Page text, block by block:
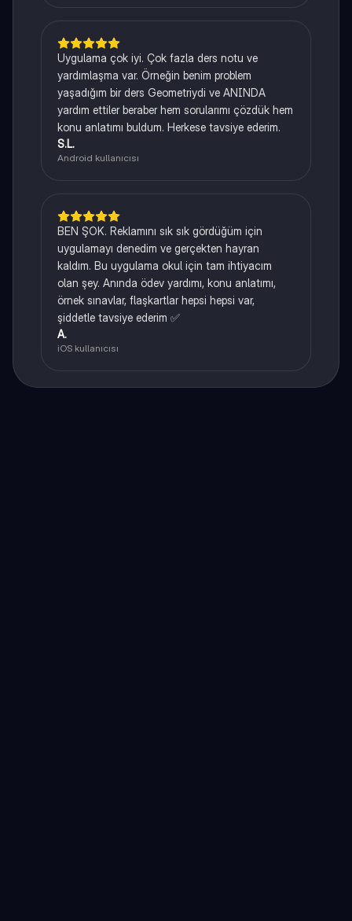
Uygulama çok iyi. Çok fazla ders notu ve
yardımlaşma var. Örneğin benim problem
yaşadığım bir ders Geometriydi ve ANINDA
yardım ettiler beraber hem sorularımı çözdük hem
konu anlatımı buldum. Herkese tavsiye ederim.
S.L.
Android kullanıcısı
BEN ŞOK. Reklamını sık sık gördüğüm için
uygulamayı denedim ve gerçekten hayran
kaldım. Bu uygulama okul için tam ihtiyacım
olan şey. Anında ödev yardımı, konu anlatımı,
örnek sınavlar, flaşkartlar hepsi hepsi var,
şiddetle tavsiye ederim ✅
A.
iOS kullanıcısı